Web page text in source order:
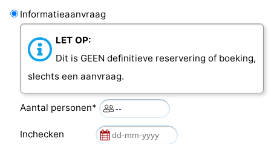
Cadzand
-
Natuur
Zwin
Contact
Informatieaanvraag
LET OP:
Dit is GEEN definitieve reservering of boeking,
slechts een aanvraag.
Aantal personen*
Inchecken